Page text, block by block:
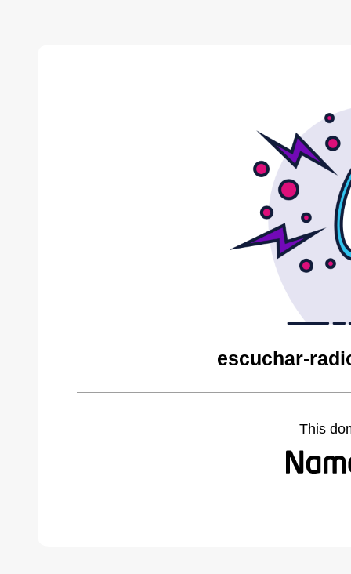
escuchar-
This